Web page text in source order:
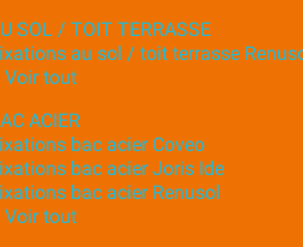
SOL / TOIT TERRASSE
au sol / toit terrasse
Voir tout
ACIER
bac acier Coveo
bac acier Joris Ide
bac acier Renusol
Voir tout